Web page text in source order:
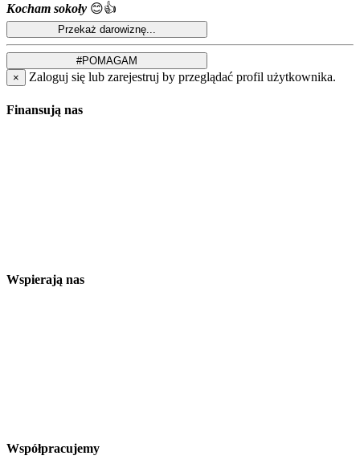
Kocham sokoły 😊👍
× Zaloguj się lub zarejestruj by przeglądać profil użytkownika.
Finansują nas
Wspierają nas
Współpracujemy